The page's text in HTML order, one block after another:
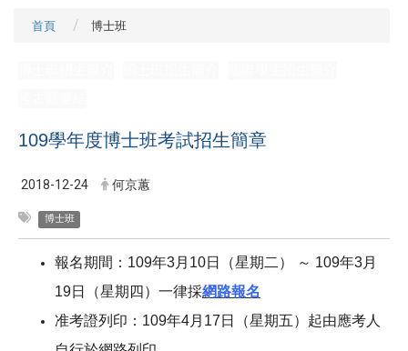
首頁 博士班
109學年度博士班考試招生簡章
2018-12-24 何京蕙
博士班
報名期間：109年3月10日（星期二） ～ 109年3月
19日（星期四）一律採網路報名
准考證列印：109年4月17日（星期五）起由應考人